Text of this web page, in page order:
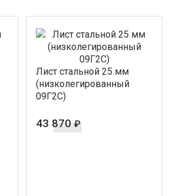
Лист стальной 25 мм
(низколегированный
09Г2С)
43 870 ₽